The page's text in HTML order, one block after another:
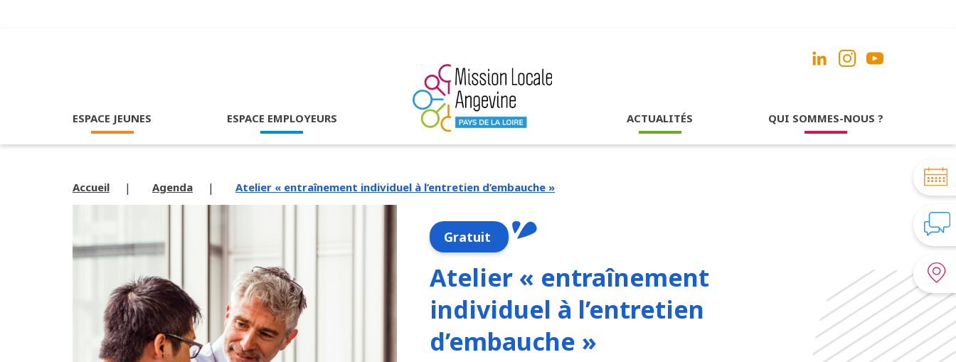
ESPACE JEUNES ESPACE EMPLOYEURS ACTUALITÉS QUI SOMMES-NOUS ?
Accueil Agenda Atelier « entraînement individuel à l’entretien d’embauche »
Gratuit
Atelier « entraînement
individuel à l’entretien
d’embauche »